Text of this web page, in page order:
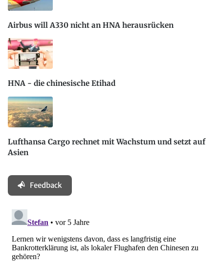
Airbus will A330 nicht an HNA herausrücken
HNA - die chinesische Etihad
Lufthansa Cargo rechnet mit Wachstum und setzt auf
Asien
Feedback